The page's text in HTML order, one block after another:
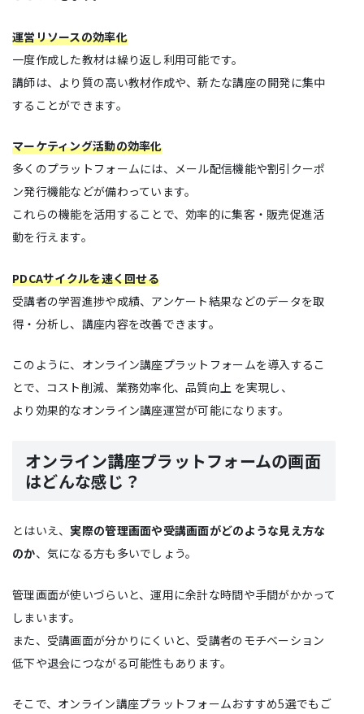
運営リソースの効率化
一度作成した教材は繰り返し利用可能です。
講師は、より質の高い教材作成や、新たな講座の開発に集中
することができます。
マーケティング活動の効率化
多くのプラットフォームには、メール配信機能や割引クーポ
ン発行機能などが備わっています。
これらの機能を活用することで、効率的に集客・販売促進活
動を行えます。
PDCAサイクルを速く回せる
受講者の学習進捗や成績、アンケート結果などのデータを取
得・分析し、講座内容を改善できます。
このように、オンライン講座プラットフォームを導入するこ
とで、コスト削減、業務効率化、品質向上 を実現し、
より効果的なオンライン講座運営が可能になります。
オンライン講座プラットフォームの画面
はどんな感じ？
とはいえ、実際の管理画面や受講画面がどのような見え方な
のか、気になる方も多いでしょう。
管理画面が使いづらいと、運用に余計な時間や手間がかかって
しまいます。
また、受講画面が分かりにくいと、受講者のモチベーション
低下や退会につながる可能性もあります。
そこで、オンライン講座プラットフォームおすすめ5選でもご